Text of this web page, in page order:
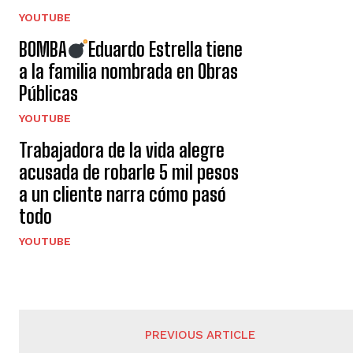
YOUTUBE
BOMBA
Eduardo Estrella tiene
a la familia nombrada en Obras
Públicas
YOUTUBE
Trabajadora de la vida alegre
acusada de robarle 5 mil pesos
a un cliente narra cómo pasó
todo
YOUTUBE
PREVIOUS ARTICLE